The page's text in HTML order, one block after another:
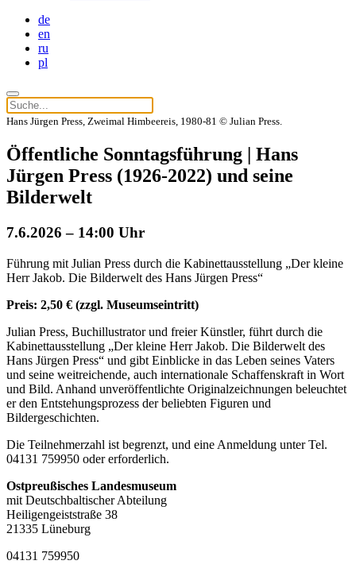
de
en
ru
pl
Hans Jürgen Press, Zweimal Himbeereis, 1980-81 © Julian Press.
Öffentliche Sonntagsführung | Hans
Jürgen Press (1926-2022) und seine
Bilderwelt
7.6.2026 – 14:00 Uhr
Führung mit Julian Press durch die Kabinettausstellung „Der kleine
Herr Jakob. Die Bilderwelt des Hans Jürgen Press“
Preis: 2,50 € (zzgl. Museumseintritt)
Julian Press, Buchillustrator und freier Künstler, führt durch die
Kabinettausstellung „Der kleine Herr Jakob. Die Bilderwelt des
Hans Jürgen Press“ und gibt Einblicke in das Leben seines Vaters
und seine weitreichende, auch internationale Schaffenskraft in Wort
und Bild. Anhand unveröffentlichte Originalzeichnungen beleuchtet
er den Entstehungsprozess der beliebten Figuren und
Bildergeschichten.
Die Teilnehmerzahl ist begrenzt, und eine Anmeldung unter Tel.
04131 759950 odererforderlich.
Ostpreußisches Landesmuseum
mit Deutschbaltischer Abteilung
Heiligengeiststraße 38
21335 Lüneburg
04131 759950